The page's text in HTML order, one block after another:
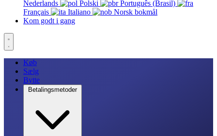
Nederlands
Polski
Português (Brasil)
Français
Italiano
Norsk bokmål
Kom godt i gang
Køb
Sælg
Bytte
Betalingsmetoder